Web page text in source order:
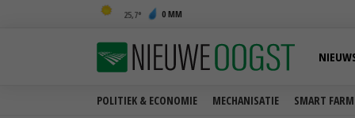
25,7 0 MM
POLITIEK & ECONOMIE MECHANISATIE SMART